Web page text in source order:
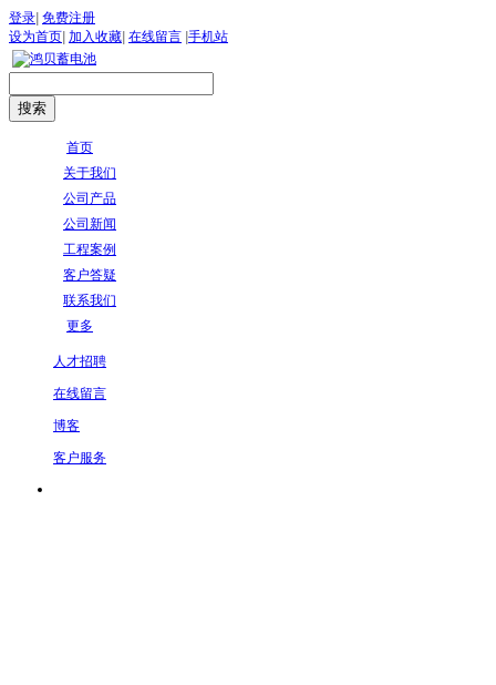
登录 免费注册
设为首页 加入收藏 在线留言 手机站
首页
关于我们
公司产品
公司新闻
工程案例
客户答疑
联系我们
更多
人才招聘
在线留言
博客
客户服务